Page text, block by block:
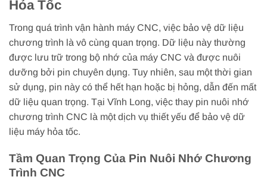
Hỏa Tốc
Trong quá trình vận hành máy CNC, việc bảo vệ dữ liệu
chương trình là vô cùng quan trọng. Dữ liệu này thường
được lưu trữ trong bộ nhớ của máy CNC và được nuôi
dưỡng bởi pin chuyên dụng. Tuy nhiên, sau một thời gian
sử dụng, pin này có thể hết hạn hoặc bị hỏng, dẫn đến mất
dữ liệu quan trọng. Tại Vĩnh Long, việc thay pin nuôi nhớ
chương trình CNC là một dịch vụ thiết yếu để bảo vệ dữ
liệu máy hỏa tốc.
Tầm Quan Trọng Của Pin Nuôi Nhớ Chương
Trình CNC